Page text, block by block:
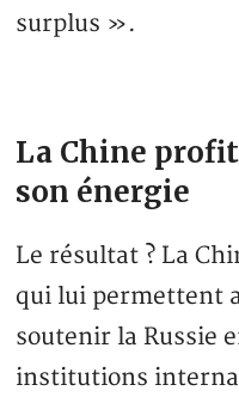
surplus ».
La Chine
son énergie
Le résultat ? La
qui lui permettent
soutenir la Russie
institutions